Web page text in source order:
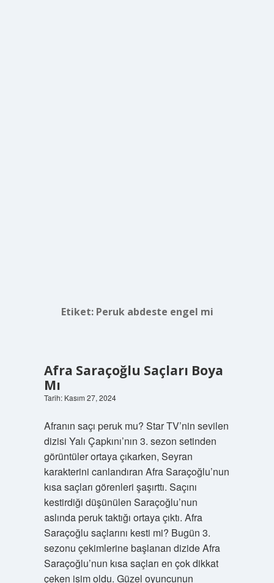
Etiket: Peruk abdeste engel mi
Afra Saraçoğlu Saçları Boya
Mı
Tarih: Kasım 27, 2024
Afranın saçı peruk mu? Star TV’nin sevilen
dizisi Yalı Çapkını’nın 3. sezon setinden
görüntüler ortaya çıkarken, Seyran
karakterini canlandıran Afra Saraçoğlu’nun
kısa saçları görenleri şaşırttı. Saçını
kestirdiği düşünülen Saraçoğlu’nun
aslında peruk taktığı ortaya çıktı. Afra
Saraçoğlu saçlarını kesti mi? Bugün 3.
sezonu çekimlerine başlanan dizide Afra
Saraçoğlu’nun kısa saçları en çok dikkat
çeken isim oldu. Güzel oyuncunun